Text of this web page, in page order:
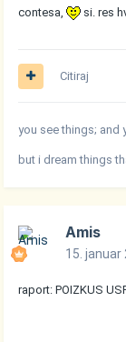
contesa, si. res
Citiraj
you see things; and
but i dream things
Amis
15. januar
raport: POIZKUS